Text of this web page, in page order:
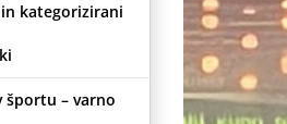
kategorizirani
športu – varno